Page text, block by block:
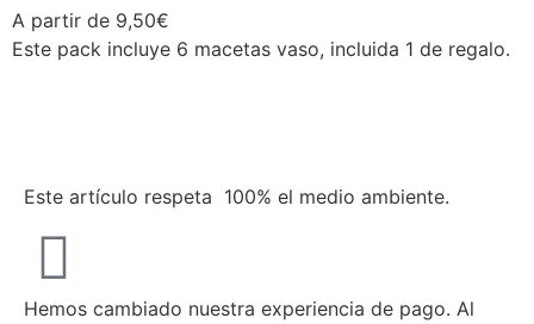
A partir de 9,50€
Este pack incluye 6 macetas vaso, incluida 1 de regalo.
Este artículo respeta 100% el medio ambiente.
Hemos cambiado nuestra experiencia de pago. Al